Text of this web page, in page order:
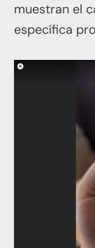
muestran el
específica